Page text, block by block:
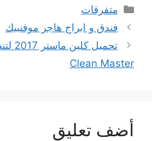
التصنيفات
متفرقات
فندق و ابراج هاجر موفنبيك
Clean Master
أضف تعليق